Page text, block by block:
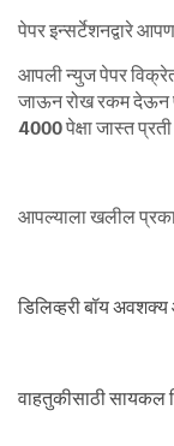
पेपर इन्सर्टेशनद्वारे
आपली न्युज पेपर
जाऊन रोख रकम देऊन
4000 पेक्षा जास्त
आपल्याला खलील
डिलिव्हरी बॉय
वाहतुकीसाठी सायकल